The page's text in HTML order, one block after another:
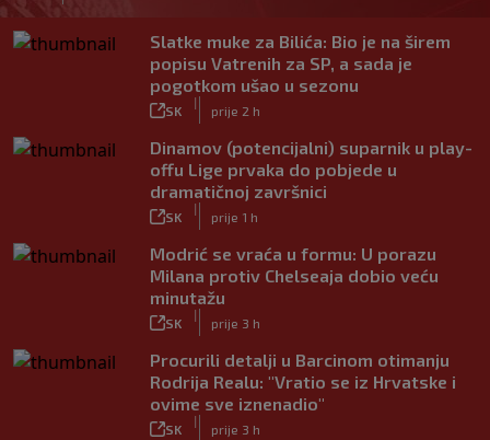
Slatke muke za Bilića: Bio je na širem
popisu Vatrenih za SP, a sada je
pogotkom ušao u sezonu
SK
|
prije 2 h
Dinamov (potencijalni) suparnik u play-
offu Lige prvaka do pobjede u
dramatičnoj završnici
SK
|
prije 1 h
Modrić se vraća u formu: U porazu
Milana protiv Chelseaja dobio veću
minutažu
SK
|
prije 3 h
Procurili detalji u Barcinom otimanju
Rodrija Realu: "Vratio se iz Hrvatske i
ovime sve iznenadio"
SK
|
prije 3 h